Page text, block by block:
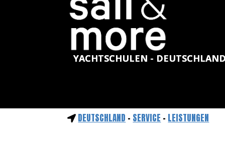
YACHTSCHULEN -
DEUTSCHLAND - SERVICE - LEISTUNGEN